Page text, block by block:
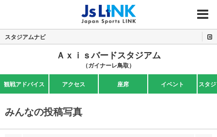
MENU
スタジアムナビ
Ａｘｉｓバードスタジアム
（ガイナーレ鳥取）
観戦アドバイス アクセス 座席 イベント スタ
みんなの投稿写真